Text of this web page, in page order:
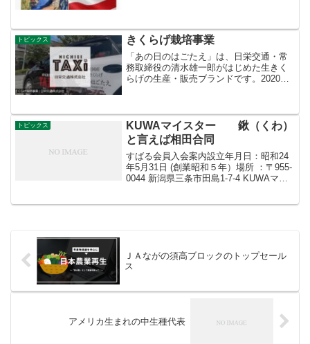
トピックス きくらげ栽培事業
「あの日のはごたえ」は、日栄交通・常
務取締役の清水雄一郎がはじめた生きく
らげの生産・販売ブランドです。2020年1
の売り上げは8割減まで落ちたこともあり
ました。
トピックス
KUWAマイスター 鍬（くわ）
と言えば相田合同
すばる会員入会案内設立年月日：昭和24
年5月31日 (創業昭和５年）場所 ：〒955-
0044 新潟県三条市田島1-7-4 KUWAマイ
ＪＡながの須高ブロックのトップセール
ス
アメリカ生まれの中生種代表